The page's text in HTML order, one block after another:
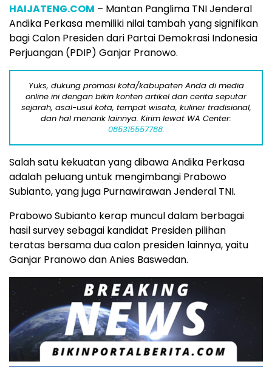
HAIJATENG.COM – Mantan Panglima TNI Jenderal
Andika Perkasa memiliki nilai tambah yang signifikan
bagi Calon Presiden dari Partai Demokrasi Indonesia
Perjuangan (PDIP) Ganjar Pranowo.
Yuks, dukung promosi kota/kabupaten Anda di media
online ini dengan bikin konten artikel dan cerita seputar
sejarah, asal-usul kota, tempat wisata, kuliner tradisional,
dan hal menarik lainnya. Kirim lewat WA Center:
085315557788.
Salah satu kekuatan yang dibawa Andika Perkasa
adalah peluang untuk mengimbangi Prabowo
Subianto, yang juga Purnawirawan Jenderal TNI.
Prabowo Subianto kerap muncul dalam berbagai
hasil survey sebagai kandidat Presiden pilihan
teratas bersama dua calon presiden lainnya, yaitu
Ganjar Pranowo dan Anies Baswedan.